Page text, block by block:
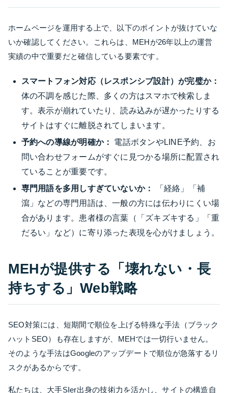
ホームページを運用する上で、以下のポイントが抜けていな
いか確認してください。これらは、MEHが26年以上の運営
実績の中で重要だと確信している要素です。
スマートフォン対応（レスポンシブ設計）が完璧か：
体の不調を感じた際、多くの方はスマホで検索しま
す。表示が崩れていたり、読み込みが遅かったりする
サイトはすぐに離脱されてしまいます。
予約への導線が明確か：
電話ボタンやLINE予約、お
問い合わせフォームがすぐに見つかる場所に配置され
ていることが重要です。
専門用語を多用しすぎていないか：
「経絡」「補
瀉」などの専門用語は、一般の方には伝わりにくい場
合があります。患者様の言葉（「ズキズキする」「重
だるい」など）に寄り添った表現を心がけましょう。
MEHが提供する「壊れない・長
持ちする」Web戦略
SEO対策には、短期間で順位を上げる特殊な手法（ブラック
ハットSEO）も存在しますが、MEHでは一切行いません。
そのような手法はGoogleのアップデートで順位が急落するリ
スクがあるからです。
私たちは、大手SIer出身の技術力を活かし、サイトの構造自